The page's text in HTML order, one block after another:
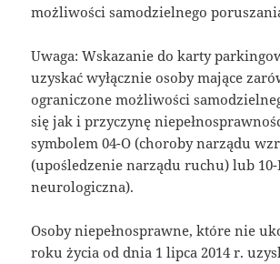
możliwości samodzielnego
Uwaga: Wskazanie do karty
uzyskać wyłącznie osoby mające
ograniczone możliwości
się jak i przyczynę
symbolem 04-O (choroby narządu
(upośledzenie narządu ruchu) lub
neurologiczna).
Osoby niepełnosprawne, które nie
roku życia od dnia 1 lipca 2014 r.